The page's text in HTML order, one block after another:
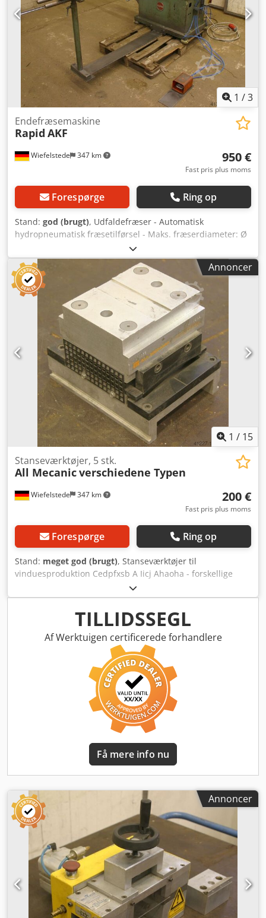
1 /3
Wiefelstede 347 km
Endefræsemaskine
Rapid AKF
950 €
Fast pris plus moms
Forespørge Ring op
Stand: god (brugt), Udfaldefræser - Automatisk
hydropneumatisk fræsetilførsel - Maks. fræserdiameter: Ø
250 mm Chsdpfx Ajb A H Hfehaoa
Annoncer
1 / 15
Wiefelstede 347 km
Stanseværktøjer, 5 stk.
All Mecanicverschiedene Typen
200 €
Fast pris plus moms
Forespørge Ring op
Stand: meget god (brugt), Stanseværktøjer til
vinduesproduktion Cedpfxsb A Iicj Ahaoha - forskellige
typer: AM - 9333/9352-1/9335/9334/94-234907 - Salg: kun
samlet - Samlet vægt: 50 kg
TILLIDSSEGL
Af Werktuigen certificerede forhandlere
Få mere info nu
Annoncer